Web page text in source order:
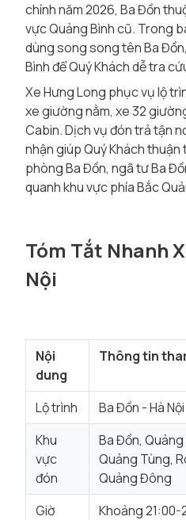
chính năm 2026, Ba Đồn
vực Quảng Bình cũ. Trong
dùng song song tên Ba
Bình để Quý Khách dễ tra
Xe Hưng Long phục vụ lộ
xe giường nằm, xe 32
Cabin. Dịch vụ đón trả tận
nhận giúp Quý Khách thuận
phòng Ba Đồn, ngã tư Ba
quanh khu vực phía Bắc
Tóm Tắt Nhanh
Nội
Nội
dung
Thông tin
Lộ trình
Ba Đồn - Hà Nội
Khu
vực
đón
Ba Đồn,
Quảng Tùng,
Quảng Đông
Giờ
Khoảng 21:00-